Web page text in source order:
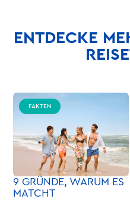
ENTDECKE
FAKTEN
9 GRÜNDE, WARUM ES
MATCHT